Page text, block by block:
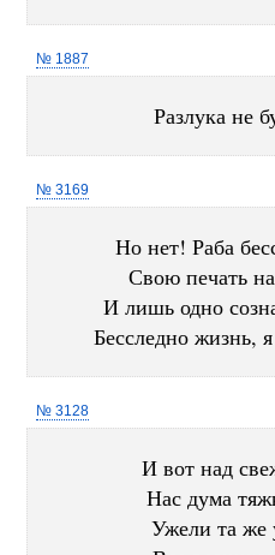
№ 1887
Разлука не
№ 3169
Но нет! Раба
Свою печать
И лишь одно
Бесследно жизнь,
№ 3128
И вот над
Нас дума
Ужели та же